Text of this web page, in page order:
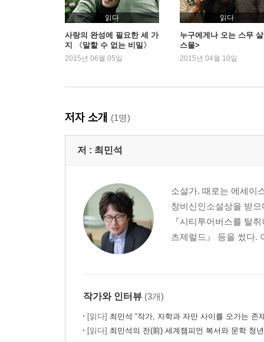
읽다
사랑의 완성에 필요한 세 가
지 〈말할 수 없는 비밀〉
2015년 06월 05일
읽다
누구에게나 오는 스무
스물>
2015년 04월 10일
저자 소개 (1명)
저 : 최민석
소설가. 때로는 에세이
창비신인소설상을 받
『시티투어버스를 탈
츠제럴드』 등을 썼다.
작가와 인터뷰 (3개)
[읽다] 최민석 “작가, 자학과 자만 사이를 오가는 존
[읽다] 최민석의 전(前) 세계챔피언 복서와 문학 청